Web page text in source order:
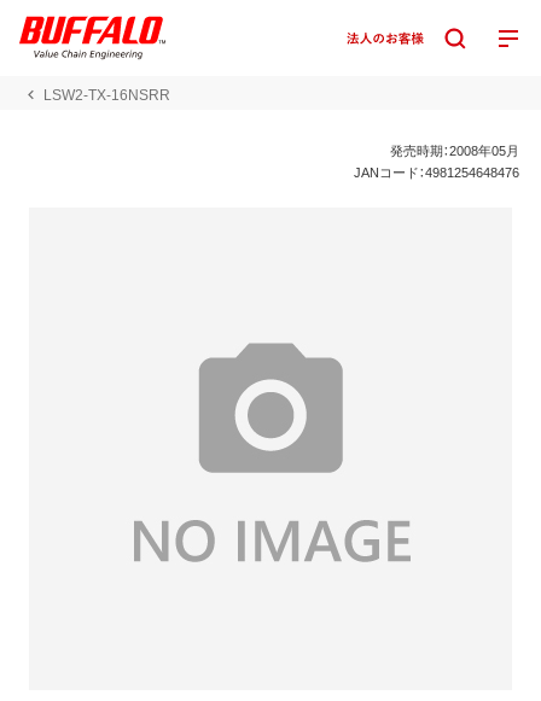
LSW2-TX-16NSRR
発売時期：2008年05月
JANコード：4981254648476